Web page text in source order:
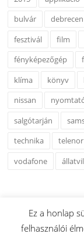
bulvár
debrecen
fesztivál
film
fényképezőgép
klíma
könyv
nissan
salgótarján
technika
telenor
vodafone
Ez a honlap
felhasználói